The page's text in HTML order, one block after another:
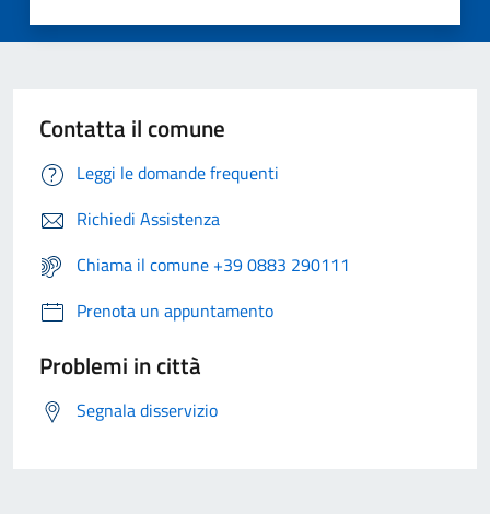
Contatta il comune
Leggi le domande frequenti
Richiedi Assistenza
Chiama il comune +39 0883 290111
Prenota un appuntamento
Problemi in città
Segnala disservizio